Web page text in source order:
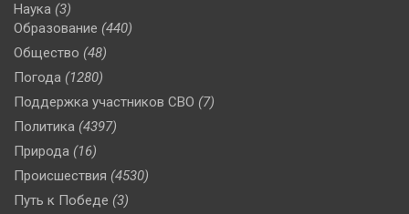
Наука (3)
Образование (440)
Общество (48)
Погода (1280)
Поддержка участников СВО (7)
Политика (4397)
Природа (16)
Происшествия (4530)
Путь к Победе (3)